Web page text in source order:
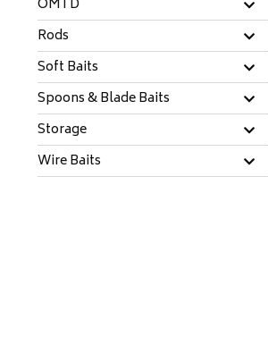
OMTD
Rods
Soft Baits
Spoons & Blade Baits
Storage
Wire Baits